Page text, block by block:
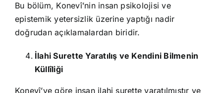
Bu bölüm, Konevî’nin insan psikolojisi ve
epistemik yetersizlik üzerine yaptığı nadir
doğrudan açıklamalardan biridir.
İlahi Surette Yaratılış ve Kendini Bilmenin
Küllîliği
Konevî’ye göre insan ilahi surette yaratılmıştır ve